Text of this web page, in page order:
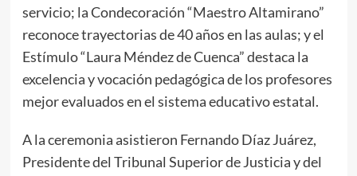
servicio; la Condecoración “Maestro Altamirano”
reconoce trayectorias de 40 años en las aulas; y el
Estímulo “Laura Méndez de Cuenca” destaca la
excelencia y vocación pedagógica de los profesores
mejor evaluados en el sistema educativo estatal.
A la ceremonia asistieron Fernando Díaz Juárez,
Presidente del Tribunal Superior de Justicia y del